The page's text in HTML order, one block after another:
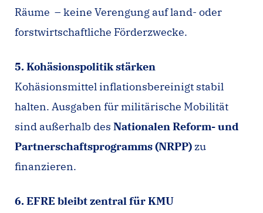
Räume – keine Verengung auf land- oder
forstwirtschaftliche Förderzwecke.
5. Kohäsionspolitik stärken
Kohäsionsmittel inflationsbereinigt stabil
halten. Ausgaben für militärische Mobilität
sind außerhalb des Nationalen Reform- und
Partnerschaftsprogramms (NRPP) zu
finanzieren.
6. EFRE bleibt zentral für KMU